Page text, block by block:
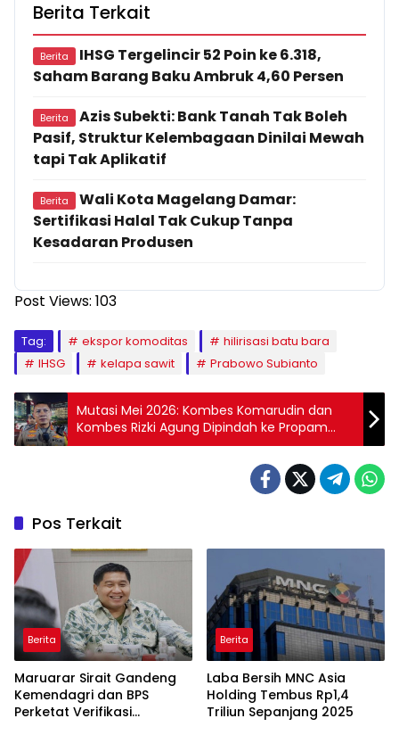
Berita Terkait
Berita
IHSG Tergelincir 52 Poin ke 6.318,
Saham Barang Baku Ambruk 4,60 Persen
Berita
Azis Subekti: Bank Tanah Tak Boleh
Pasif, Struktur Kelembagaan Dinilai Mewah
tapi Tak Aplikatif
Berita
Wali Kota Magelang Damar:
Sertifikasi Halal Tak Cukup Tanpa
Kesadaran Produsen
Post Views: 103
Tag: ekspor komoditas
hilirisasi batu bara
IHSG
kelapa sawit Prabowo Subianto
Mutasi Mei 2026: Kombes Komarudin dan
Kombes Rizki Agung Dipindah ke Propam
Polri
Pos Terkait
Berita
Maruarar Sirait Gandeng
Kemendagri dan BPS
Perketat Verifikasi
Berita
Laba Bersih MNC Asia
Holding Tembus Rp1,4
Triliun Sepanjang 2025